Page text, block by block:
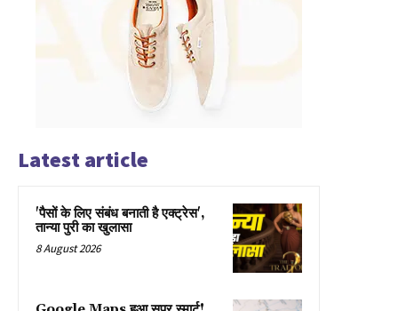
Latest article
'पैसों के लिए संबंध बनाती है एक्ट्रेस',
तान्या पुरी का खुलासा
8 August 2026